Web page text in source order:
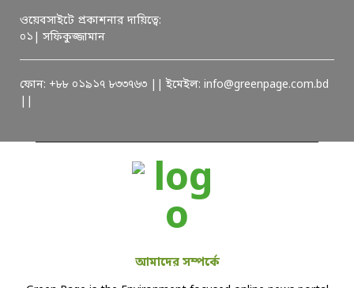
ওয়েবসাইটে প্রকাশনার দায়িত্বে:
০১| সফিকুজ্জামান
ফোন: +৮৮ ০১৯১৭ ৮৩৩৭৬৩ || ইমেইল: info@greenpage.com.bd
আমাদের সম্পর্কে